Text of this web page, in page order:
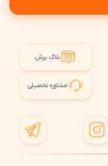
بلاگ پرش
مشاوره تحصیلی